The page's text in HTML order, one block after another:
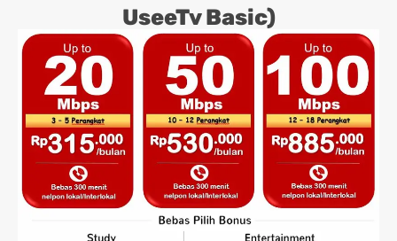
UseeTv Basic)